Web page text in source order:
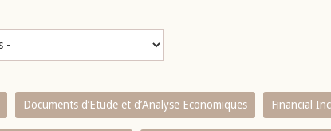
Documents d’Etude et d’Analyse Economiques Financial